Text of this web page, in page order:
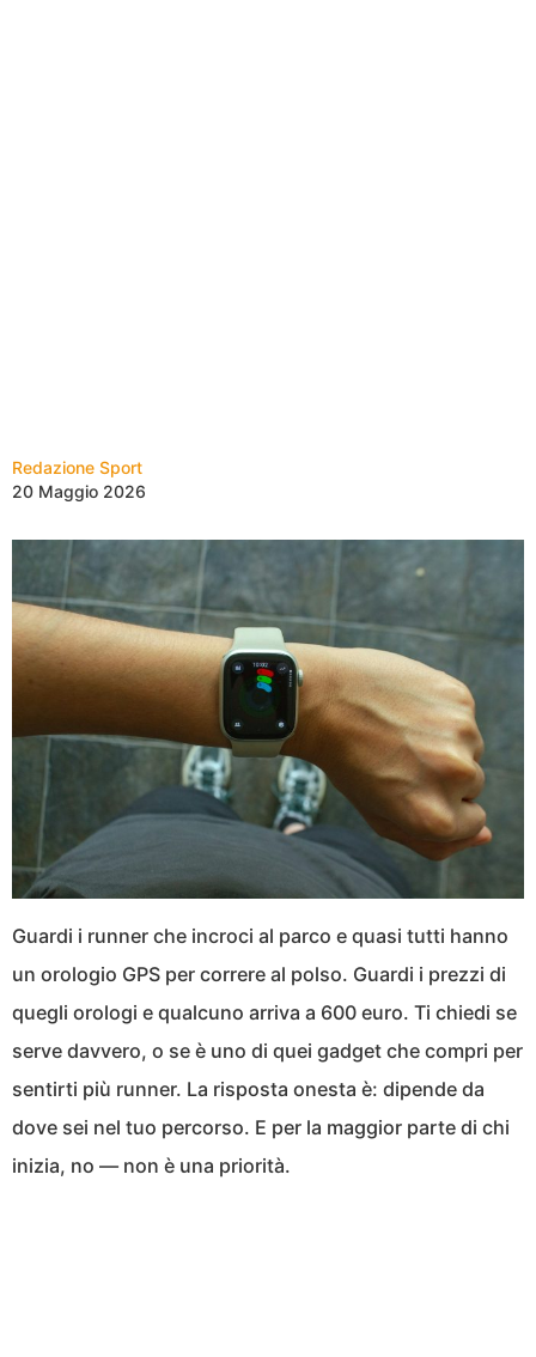
Redazione Sport
20 Maggio 2026
Guardi i runner che incroci al parco e quasi tutti hanno
un orologio GPS per correre al polso. Guardi i prezzi di
quegli orologi e qualcuno arriva a 600 euro. Ti chiedi se
serve davvero, o se è uno di quei gadget che compri per
sentirti più runner. La risposta onesta è: dipende da
dove sei nel tuo percorso. E per la maggior parte di chi
inizia, no — non è una priorità.